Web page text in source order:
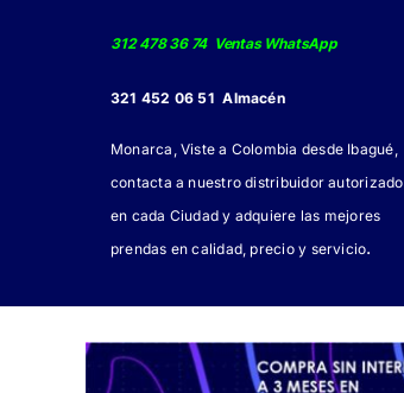
312 478 36 74 Ventas WhatsApp
321 452 06 51 Almacén
Monarca, Viste a Colombia desde Ibagué,
contacta a nuestro distribuidor autorizado
en cada Ciudad y adquiere las mejores
prendas en calidad, precio y servicio.